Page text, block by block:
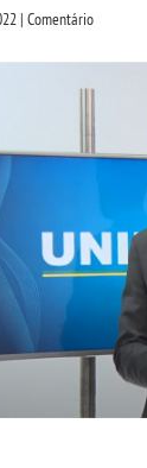
| Comentário